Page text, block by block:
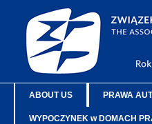
ABOUT US PRAWA
WYPOCZYNEK w DOMACH